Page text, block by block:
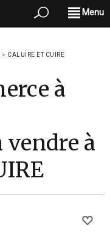
Menu
> CALUIRE ET CUIRE
à
à